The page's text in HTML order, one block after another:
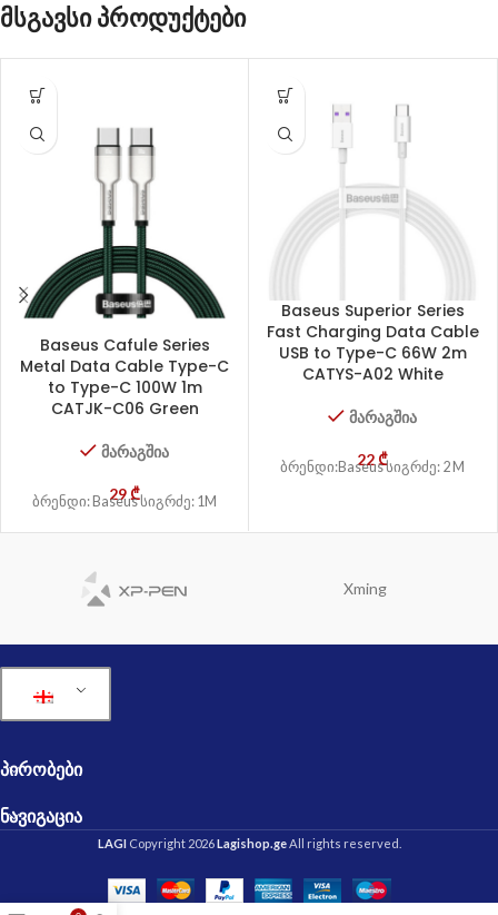
მსგავსი პროდუქტები
Baseus Cafule Series
Metal Data Cable Type-C
to Type-C 100W 1m
CATJK-C06 Green
მარაგშია
29₾
ბრენდი: Baseus სიგრძე: 1M
Baseus Superior Series
Fast Charging Data Cable
USB to Type-C 66W 2m
CATYS-A02 White
მარაგშია
22₾
ბრენდი:Baseus სიგრძე: 2 M
Xming
ᲞᲘᲠᲝᲑᲔᲑᲘ
ᲜᲐᲕᲘᲒᲐᲪᲘᲐ
LAGI Copyright 2026Lagishop.geAll rights reserved.